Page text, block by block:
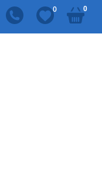
0 0